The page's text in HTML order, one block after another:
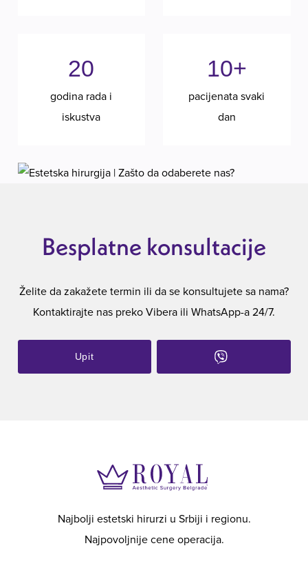
20
godina rada i
iskustva
10+
pacijenata svaki
dan
Besplatne konsultacije
Želite da zakažete termin ili da se konsultujete sa nama?
Kontaktirajte nas preko Vibera ili WhatsApp-a 24/7.
Upit
Najbolji estetski hirurzi u Srbiji i regionu.
Najpovoljnije cene operacija.